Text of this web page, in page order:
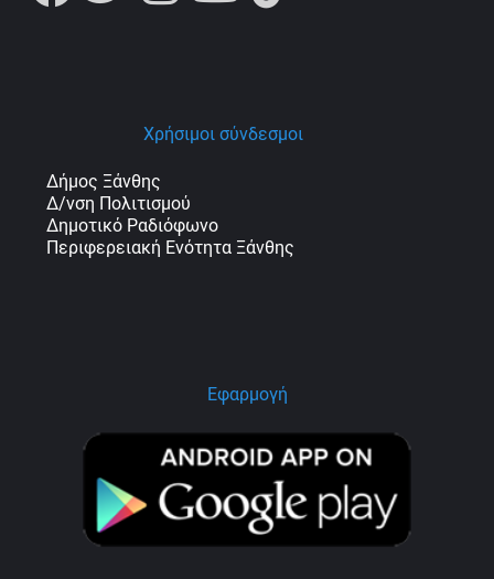
Χρήσιμοι σύνδεσμοι
Δήμος Ξάνθης
Δ/νση Πολιτισμού
Δημοτικό Ραδιόφωνο
Περιφερειακή Ενότητα Ξάνθης
Εφαρμογή